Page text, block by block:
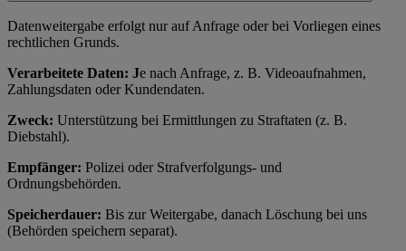
Datenweitergabe erfolgt nur auf Anfrage oder bei Vorliegen eines
rechtlichen Grunds.
Verarbeitete Daten: Je nach Anfrage, z. B. Videoaufnahmen,
Zahlungsdaten oder Kundendaten.
Zweck: Unterstützung bei Ermittlungen zu Straftaten (z. B.
Diebstahl).
Empfänger: Polizei oder Strafverfolgungs- und
Ordnungsbehörden.
Speicherdauer: Bis zur Weitergabe, danach Löschung bei uns
(Behörden speichern separat).